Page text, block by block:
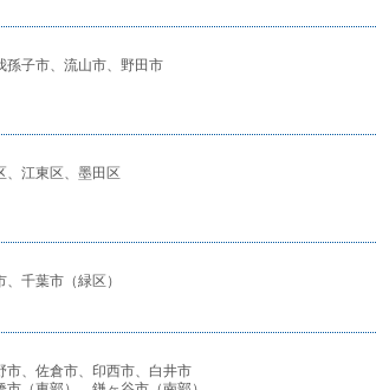
子市、流山市、野田市
江東区、墨田区
千葉市（緑区）
、佐倉市、印西市、白井市